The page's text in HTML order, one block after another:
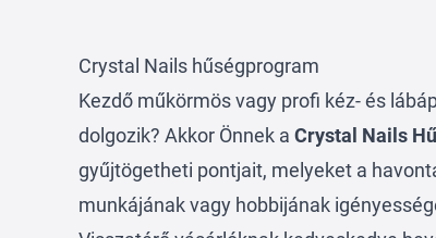
Crystal Nails hűségprogram
Kezdő műkörmös vagy profi kéz- és
dolgozik? Akkor Önnek a Crystal Nails
gyűjtögetheti pontjait, melyeket a
munkájának vagy hobbijának